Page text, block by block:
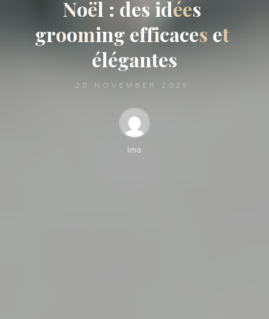
Noël : des idées
grooming efficaces et
élégantes
28 NOVEMBER 2025
Ima